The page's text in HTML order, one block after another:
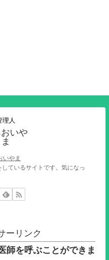
理人
いやま
ているサイトです。気になっ
ーリンク
師を呼ぶことができま